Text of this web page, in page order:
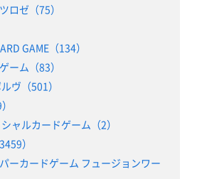
ロゼ（75）
GAME（134）
ーム（83）
ヴ（501）
ャルカードゲーム（2）
）
ーカードゲーム フュージョンワー